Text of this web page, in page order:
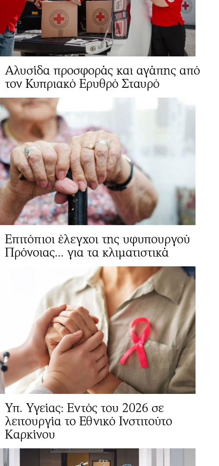
Αλυσίδα προσφοράς και αγάπης από
τον Κυπριακό Ερυθρό Σταυρό
Επιτόπιοι έλεγχοι της υφυπουργού
Πρόνοιας... για τα κλιματιστικά
Υπ. Υγείας: Εντός του 2026 σε
λειτουργία το Εθνικό Ινστιτούτο
Καρκίνου